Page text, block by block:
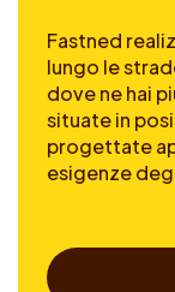
Fastned
lungo le
dove ne hai
situate in
progettate
esigenze